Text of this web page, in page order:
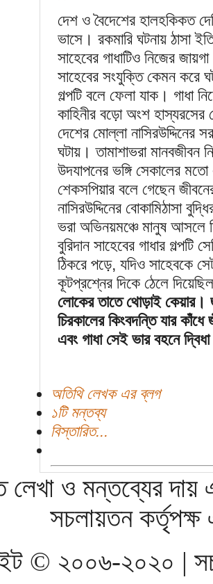
দেশ ও বৈদেশের হালহকিকত
ভাসে। রকমারি ঘটনায় ঠাসা
সাহেবের গাধাটিও নিজের
সাহেবের সংযুক্তি কেমন করে
গল্পটি বলে ফেলা যাক। গাধা
কাহিনীর বড়ো অংশ হাস্যরসের
দেশের মোল্লা নাসিরউদ্দিনের
ঘটায়। তামাশাভরা মানবজীবন
উদযাপনের ভঙ্গি সেকালের
শেকসপিয়ার বলে গেছেন
নাসিরউদ্দিনের বোকামিঠাসা
ভরা অভিনয়মঞ্চে মানুষ আসলে
বুরিদান সাহেবের গাধার
ঠিকরে পড়ে, যদিও সাহেবকে
কূটপ্রশ্নের দিকে ঠেলে
লোকের তাতে থোড়াই কেয়ার।
চিরকালের কিংবদন্তি যার
এবং গাধা সেই ভার বহনে
অতিথি লেখক এর ব্লগ
১টি মন্তব্য
বিস্তারিত...
লেখা ও মন্তব্যের দায়
সচলায়তন
© ২০০৬-২০২০ |